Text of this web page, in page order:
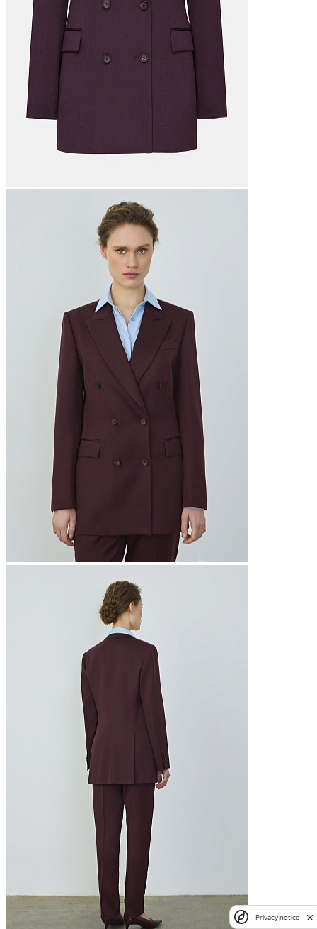
Privacy notice